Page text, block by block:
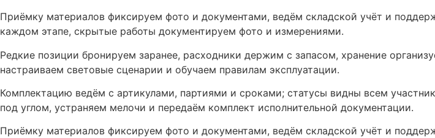
Приёмку материалов фиксируем фото и документами, ведём складской учёт и
каждом этапе, скрытые работы документируем фото и измерениями.
Редкие позиции бронируем заранее, расходники держим с запасом, хранение
настраиваем световые сценарии и обучаем правилам эксплуатации.
Комплектацию ведём с артикулами, партиями и сроками; статусы видны всем
под углом, устраняем мелочи и передаём комплект исполнительной документации.
Приёмку материалов фиксируем фото и документами, ведём складской учёт и